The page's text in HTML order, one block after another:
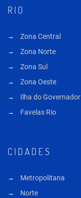
RIO
Zona Central
Zona Norte
Zona Sul
Zona Oeste
Ilha do Governador
Favelas Rio
CIDADES
Metropolitana
Norte